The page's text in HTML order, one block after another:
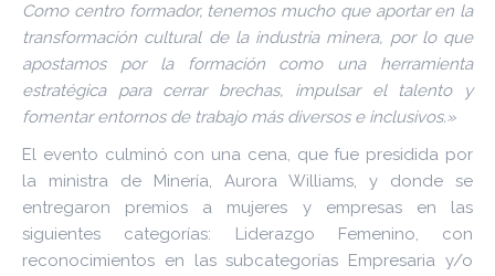
Como centro formador, tenemos mucho que aportar en la
transformación cultural de la industria minera, por lo que
apostamos por la formación como una herramienta
estratégica para cerrar brechas, impulsar el talento y
fomentar entornos de trabajo más diversos e inclusivos.»
El evento culminó con una cena, que fue presidida por
la ministra de Minería, Aurora Williams, y donde se
entregaron premios a mujeres y empresas en las
siguientes categorías: Liderazgo Femenino, con
reconocimientos en las subcategorías Empresaria y/o